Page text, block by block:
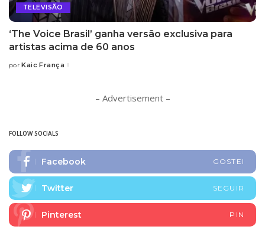
TELEVISÃO
‘The Voice Brasil’ ganha versão exclusiva para
artistas acima de 60 anos
Posted
por Kaic França
– Advertisement –
FOLLOW SOCIALS
Facebook GOSTEI
Twitter SEGUIR
Pinterest PIN